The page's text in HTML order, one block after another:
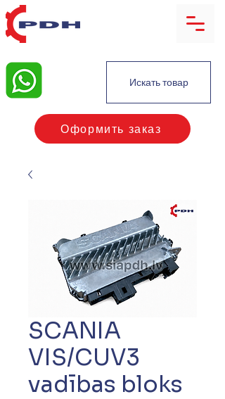
Искать товар
Оформить заказ
SCANIA
VIS/CUV3
vadības bloks